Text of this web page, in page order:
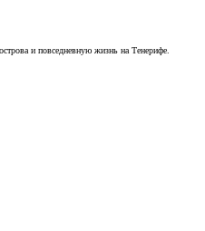
и повседневную жизнь на Тенерифе.